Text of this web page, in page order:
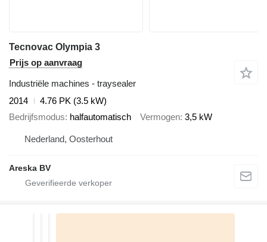
Tecnovac Olympia 3
Prijs op aanvraag
Industriële machines - traysealer
2014
4.76 PK (3.5 kW)
Bedrijfsmodus halfautomatisch Vermogen 3,5 kW
Nederland, Oosterhout
Areska BV